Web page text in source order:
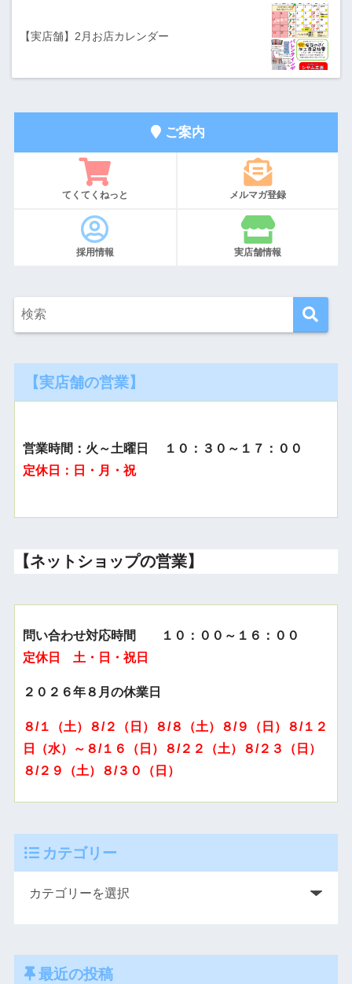
【実店舗】2月お店カレンダー
ご案内
てくてくねっと メルマガ登録
採用情報 実店舗情報
【実店舗の営業】
営業時間：火～土曜日 １０：３０～１７：００
定休日：日・月・祝
【ネットショップの営業】
問い合わせ対応時間 １０：００～１６：００
定休日 土・日・祝日
２０２６年８月の休業日
８/１（土）８/２（日）８/８（土）８/９（日）８/１２
日（水）～８/１６（日）８/２２（土）８/２３（日）
８/２９（土）８/３０（日）
カテゴリー
最近の投稿